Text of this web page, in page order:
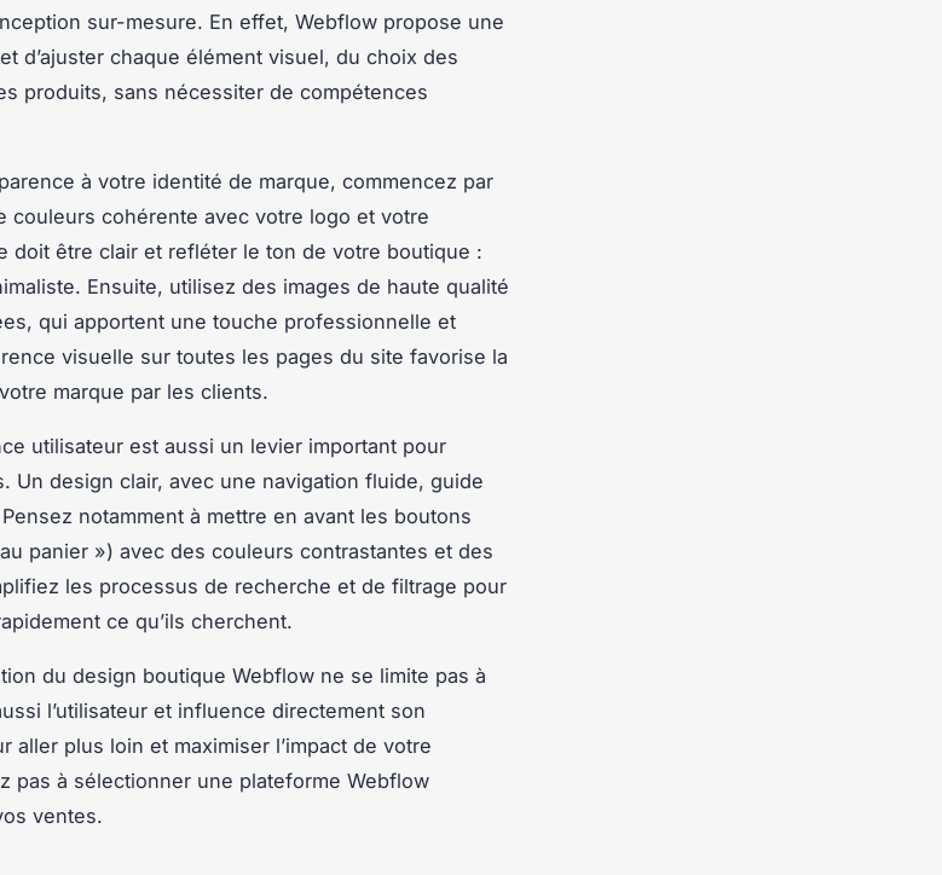
sur-mesure. En effet, Webflow propose une
d’ajuster chaque élément visuel, du choix des
produits, sans nécessiter de compétences
à votre identité de marque, commencez par
couleurs cohérente avec votre logo et votre
doit être clair et refléter le ton de votre boutique :
Ensuite, utilisez des images de haute qualité
qui apportent une touche professionnelle et
visuelle sur toutes les pages du site favorise la
marque par les clients.
utilisateur est aussi un levier important pour
Un design clair, avec une navigation fluide, guide
notamment à mettre en avant les boutons
panier ») avec des couleurs contrastantes et des
les processus de recherche et de filtrage pour
ce qu’ils cherchent.
du design boutique Webflow ne se limite pas à
l’utilisateur et influence directement son
aller plus loin et maximiser l’impact de votre
pas à sélectionner une plateforme Webflow
ventes.